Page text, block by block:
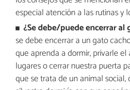
especial atención a las rutinas y
¿Se debe/puede encerrar
se debe encerrar a un gato
que aprenda a dormir, privarle el
lugares o cerrar nuestra puerta
que se trata de un animal